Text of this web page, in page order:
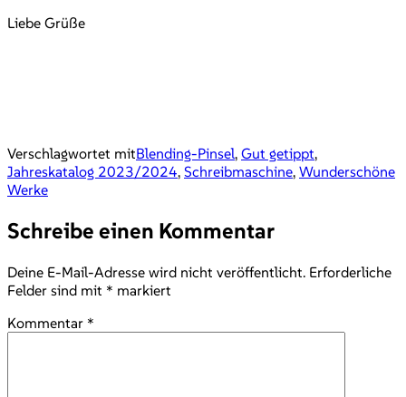
Liebe Grüße
Verschlagwortet mitBlending-Pinsel, Gut getippt,
Jahreskatalog 2023/2024, Schreibmaschine, Wunderschöne
Werke
Schreibe einen Kommentar
Deine E-Mail-Adresse wird nicht veröffentlicht. Erforderliche
Felder sind mit * markiert
Kommentar *